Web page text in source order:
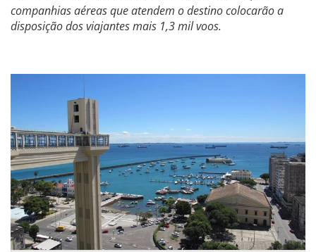
companhias aéreas que atendem o destino colocarão a
disposição dos viajantes mais 1,3 mil voos.